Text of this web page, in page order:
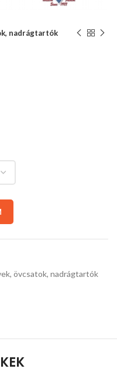
nadrágtartók
övcsatok, nadrágtartók